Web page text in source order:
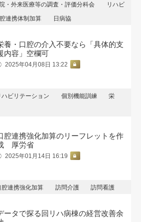
・外来医療等の調査・評価分科会
リハビ
連携体制加算
日病協
養・口腔の介入不要なら「具体的支
内容」空欄可
2025年04月08日 13:22
ハビリテーション 個別機能訓練
栄
腔連携強化加算のリーフレットを作
厚労省
2025年01月14日 16:19
腔連携強化加算 訪問介護 訪問看護
ータで探る回リハ病棟の経営改善余